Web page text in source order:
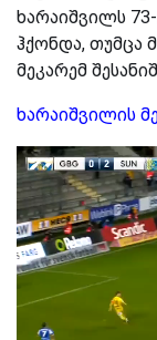
ხარაიშვილს
ჰქონდა, თუმცა
მეკარემ
ხარაიშვილის